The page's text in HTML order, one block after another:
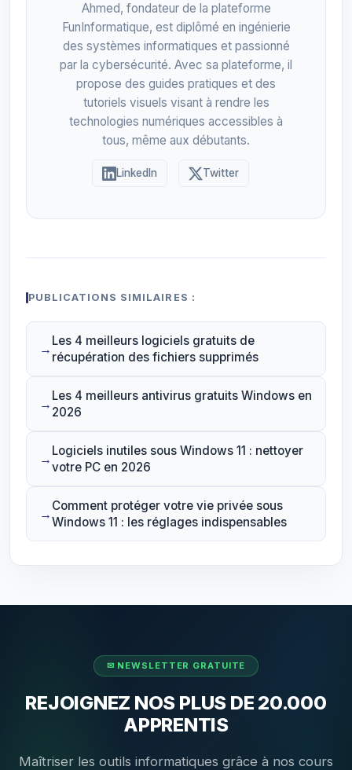
Ahmed, fondateur de la plateforme
FunInformatique, est diplômé en ingénierie
des systèmes informatiques et passionné
par la cybersécurité. Avec sa plateforme, il
propose des guides pratiques et des
tutoriels visuels visant à rendre les
technologies numériques accessibles à
tous, même aux débutants.
LinkedIn Twitter
PUBLICATIONS SIMILAIRES :
Les 4 meilleurs logiciels gratuits de
récupération des fichiers supprimés
Les 4 meilleurs antivirus gratuits Windows en
2026
Logiciels inutiles sous Windows 11 : nettoyer
votre PC en 2026
Comment protéger votre vie privée sous
Windows 11 : les réglages indispensables
REJOIGNEZ NOS PLUS DE 20.000
APPRENTIS
Maîtriser les outils informatiques grâce à nos cours